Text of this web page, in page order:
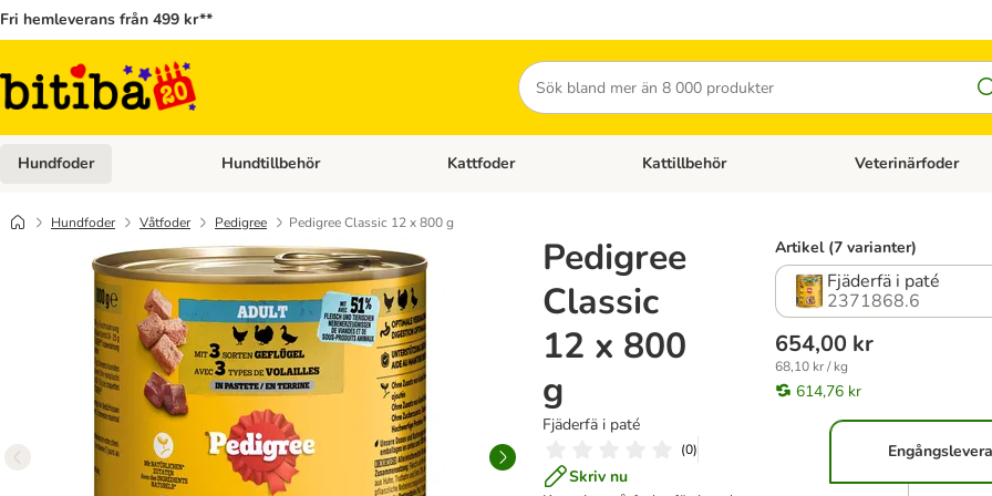
Fri hemleverans från 499 kr**
Sök
Hundfoder Open category menu: Hundfoder
Hundtillbehör Open category menu: Hundtillbehör
Kattfoder Open category menu: Kattfoder
Kattillbehör Open category menu:
Veterinärfoder
Hundfoder Våtfoder Pedigree Pedigree Classic 12 x 800 g
Pedigree
Classic
12 x 800
g
Fjäderfä i paté
(0)
Skriv nu
Artikel (7 varianter)
Fjäderfä i paté
2371868.6
654,00 kr
68,10 kr / kg
614,76 kr